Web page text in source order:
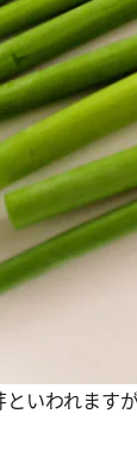
いわれます